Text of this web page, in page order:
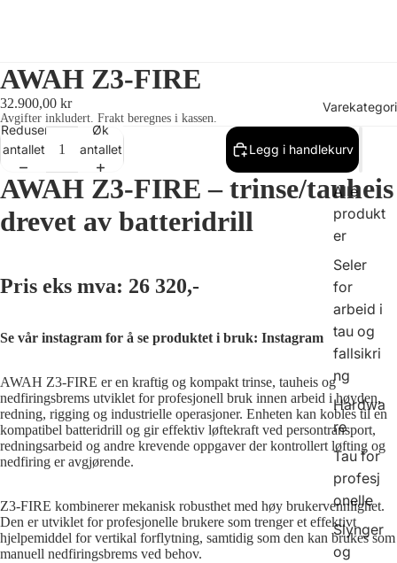
Varekategori
Alle
produkt
er
Seler
for
arbeid i
tau og
fallsikri
ng
Hardwa
re
Tau for
profesj
onelle
Slynger
og
Spill av
AWAH Z3-FIRE
32.900,00 kr
Avgifter inkludert. Frakt beregnes i kassen.
Reduser
antallet
Øk
antallet
Legg i handlekurv
AWAH Z3-FIRE – trinse/tauheis
drevet av batteridrill
Pris eks mva: 26 320,-
Se vår instagram for å se produktet i bruk: Instagram
AWAH Z3-FIRE er en kraftig og kompakt trinse, tauheis og
nedfiringsbrems utviklet for profesjonell bruk innen arbeid i høyden,
redning, rigging og industrielle operasjoner. Enheten kan kobles til en
kompatibel batteridrill og gir effektiv løftekraft ved persontransport,
redningsarbeid og andre krevende oppgaver der kontrollert løfting og
nedfiring er avgjørende.
Z3-FIRE kombinerer mekanisk robusthet med høy brukervennlighet.
Den er utviklet for profesjonelle brukere som trenger et effektivt
hjelpemiddel for vertikal forflytning, samtidig som den kan brukes som
manuell nedfiringsbrems ved behov.